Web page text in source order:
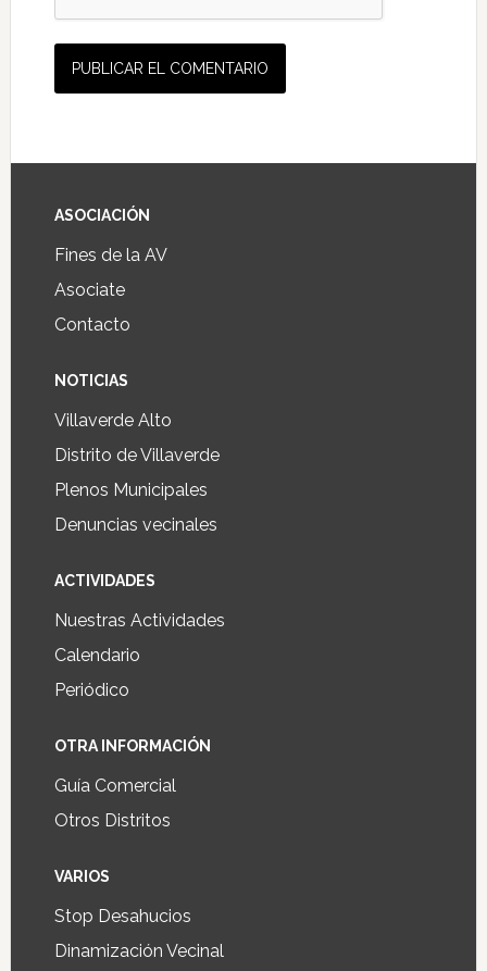
ASOCIACIÓN
Fines de la AV
Asociate
Contacto
NOTICIAS
Villaverde Alto
Distrito de Villaverde
Plenos Municipales
Denuncias vecinales
ACTIVIDADES
Nuestras Actividades
Calendario
Periódico
OTRA INFORMACIÓN
Guía Comercial
Otros Distritos
VARIOS
Stop Desahucios
Dinamización Vecinal